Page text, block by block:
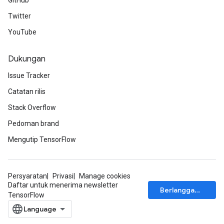
Twitter
YouTube
Dukungan
Issue Tracker
Catatan rilis
Stack Overflow
Pedoman brand
Mengutip TensorFlow
Persyaratan Privasi
Manage cookies
Daftar untuk menerima newsletter
TensorFlow
Berlangganan